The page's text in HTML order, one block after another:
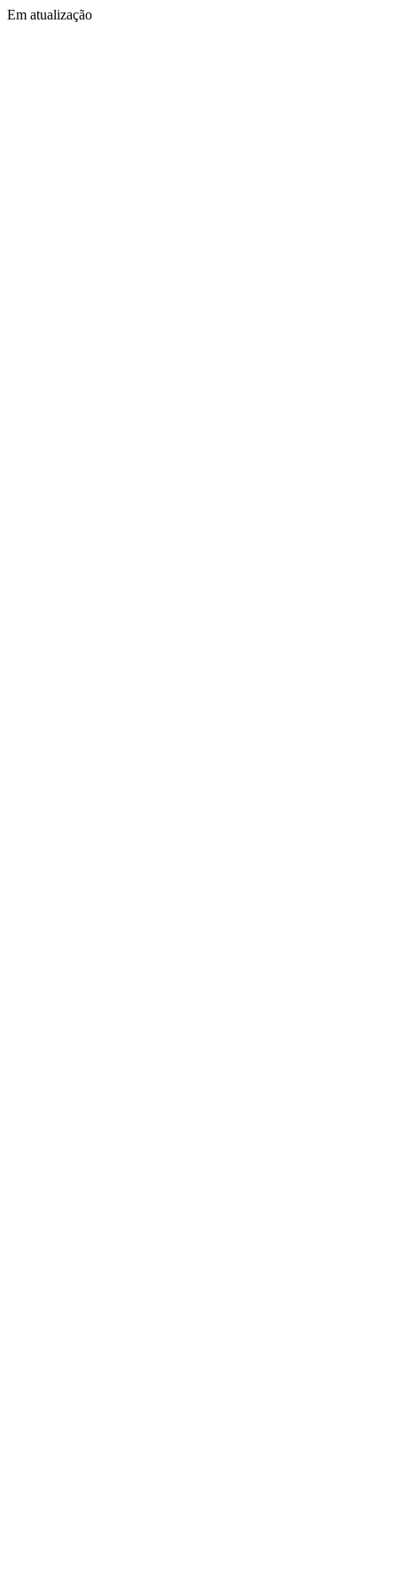
Em atualização